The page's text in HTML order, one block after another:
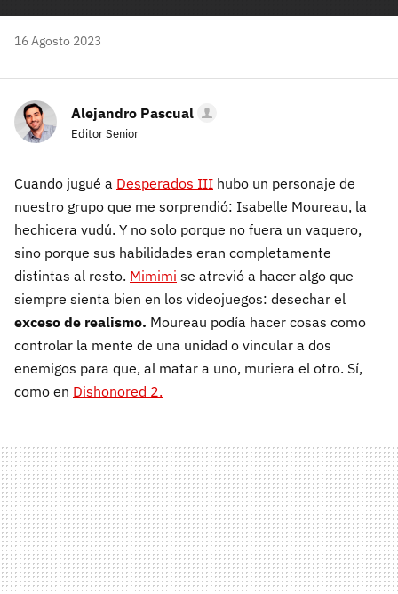
16 Agosto 2023
Alejandro Pascual
Editor Senior
Cuando jugué a Desperados III hubo un personaje de
nuestro grupo que me sorprendió: Isabelle Moureau, la
hechicera vudú. Y no solo porque no fuera un vaquero,
sino porque sus habilidades eran completamente
distintas al resto. Mimimi se atrevió a hacer algo que
siempre sienta bien en los videojuegos: desechar el
exceso de realismo. Moureau podía hacer cosas como
controlar la mente de una unidad o vincular a dos
enemigos para que, al matar a uno, muriera el otro. Sí,
como en Dishonored 2.